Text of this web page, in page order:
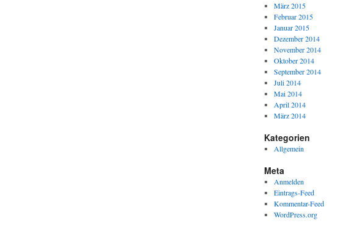
März 2015
Februar 2015
Januar 2015
Dezember 2014
November 2014
Oktober 2014
September 2014
Juli 2014
Mai 2014
April 2014
März 2014
Kategorien
Allgemein
Meta
Anmelden
Eintrags-Feed
Kommentar-Feed
WordPress.org